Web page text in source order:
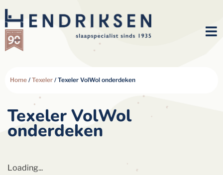
Home / Texeler / Texeler VolWol onderdeken
Texeler VolWol
onderdeken
Loading...